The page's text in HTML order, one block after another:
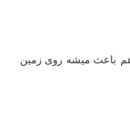
باعث میشه روی زمین